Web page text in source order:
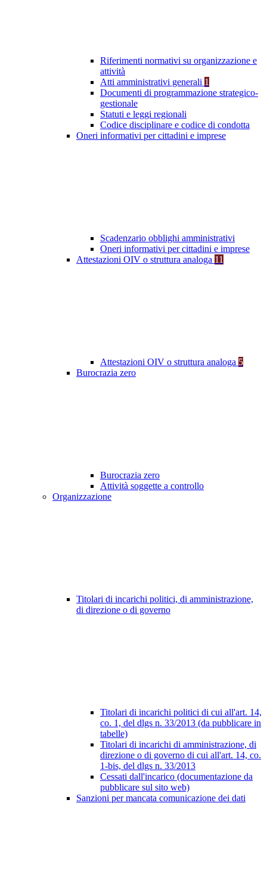
Riferimenti normativi su organizzazione e
attività
Atti amministrativi generali 1
Documenti di programmazione strategico-
gestionale
Statuti e leggi regionali
Codice disciplinare e codice di condotta
Oneri informativi per cittadini e imprese
Scadenzario obblighi amministrativi
Oneri informativi per cittadini e imprese
Attestazioni OIV o struttura analoga 11
Attestazioni OIV o struttura analoga 5
Burocrazia zero
Burocrazia zero
Attività soggette a controllo
Organizzazione
Titolari di incarichi politici, di amministrazione,
di direzione o di governo
Titolari di incarichi politici di cui all'art. 14,
co. 1, del dlgs n. 33/2013 (da pubblicare in
tabelle)
Titolari di incarichi di amministrazione, di
direzione o di governo di cui all'art. 14, co.
1-bis, del dlgs n. 33/2013
Cessati dall'incarico (documentazione da
pubblicare sul sito web)
Sanzioni per mancata comunicazione dei dati